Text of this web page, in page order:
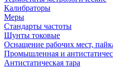
Калибраторы
Меры
Стандарты частоты
Шунты токовые
Оснащение рабочих мест,
Промышленная и
Антистатическая тара